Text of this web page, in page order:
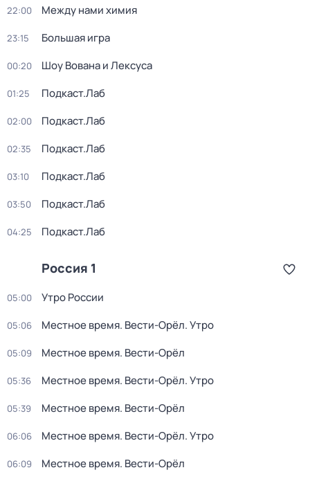
22:00 Между нами химия
23:15 Большая игра
00:20 Шоу Вована и Лексуса
01:25 Подкаст.Лаб
02:00 Подкаст.Лаб
02:35 Подкаст.Лаб
03:10 Подкаст.Лаб
03:50 Подкаст.Лаб
04:25 Подкаст.Лаб
Россия 1
05:00 Утро России
05:06 Местное время. Вести-Орёл. Утро
05:09 Местное время. Вести-Орёл
05:36 Местное время. Вести-Орёл. Утро
05:39 Местное время. Вести-Орёл
06:06 Местное время. Вести-Орёл. Утро
06:09 Местное время. Вести-Орёл